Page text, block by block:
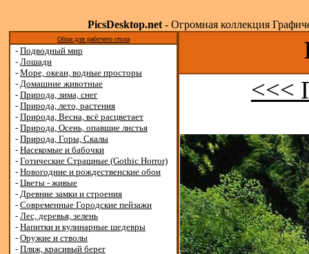
PicsDesktop.net- Огромная коллекция
Обои для рабочего стола
- Подводный мир
- Лошади
- Море, океан, водные просторы
- Домашние животные
- Природа, зима, снег
- Природа, лето, растения
- Природа, Весна, всё расцветает
- Природа, Осень, опавшие листья
- Природа, Горы, Скалы
- Насекомые и бабочки
- Готические Страшные (Gothic Horror)
- Новогодние и рождественские обои
- Цветы - живые
- Древние замки и строения
- Современные Городские пейзажи
- Лес, деревья, зелень
- Напитки и кулинарные шедевры
- Оружие и стволы
- Пляж, красивый берег
<<<